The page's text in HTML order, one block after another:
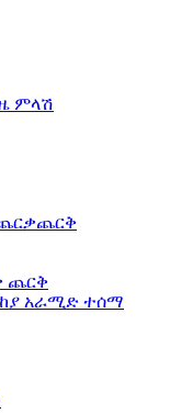
ምላሽ
ጨርቃጨርቅ
ጨርቅ
አራሚድ ተሰማ